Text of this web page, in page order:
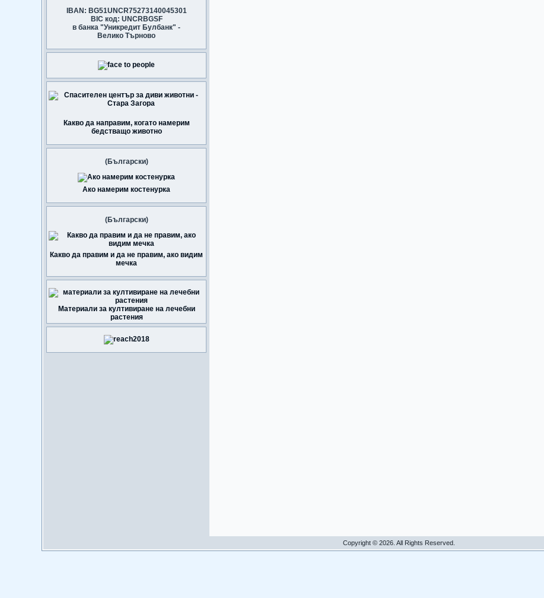
IBAN: BG51UNCR75273140045301
BIC код: UNCRBGSF
в банка "Уникредит Булбанк" -
Велико Търново
Какво да направим, когато намерим
бедстващо животно
(Български)
Ако намерим костенурка
(Български)
Какво да правим и да не правим, ако видим
мечка
Материали за култивиране на лечебни
растения
Copyright © 2026. All Rights Reserved.